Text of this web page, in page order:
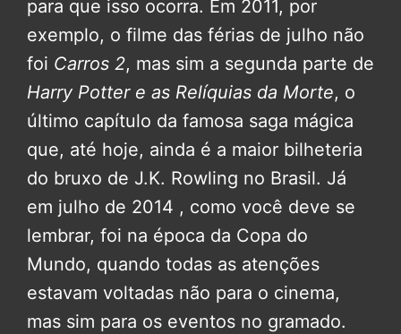
para que isso ocorra. Em 2011, por
exemplo, o filme das férias de julho não
foi Carros 2, mas sim a segunda parte de
Harry Potter e as Relíquias da Morte, o
último capítulo da famosa saga mágica
que, até hoje, ainda é a maior bilheteria
do bruxo de J.K. Rowling no Brasil. Já
em julho de 2014 , como você deve se
lembrar, foi na época da Copa do
Mundo, quando todas as atenções
estavam voltadas não para o cinema,
mas sim para os eventos no gramado.